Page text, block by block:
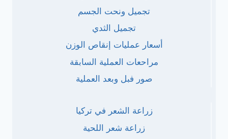
تجميل ونحت الجسم
تجميل الثدي
أسعار عمليات إنقاص الوزن
مراحعات العملية السابقة
صور فبل وبعد العملية
زراعة الشعر في تركيا
زراعة شعر اللحية